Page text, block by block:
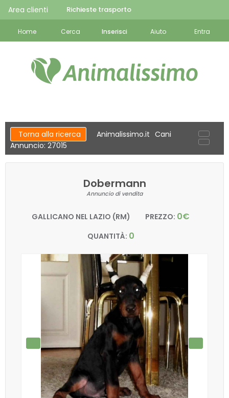
Area clienti Richieste trasporto
Home Cerca Inserisci Aiuto Entra
Torna alla ricerca Animalissimo.it Cani
Annuncio: 27015
Dobermann
Annuncio di vendita
GALLICANO NEL LAZIO (RM) PREZZO: 0€
QUANTITÀ: 0